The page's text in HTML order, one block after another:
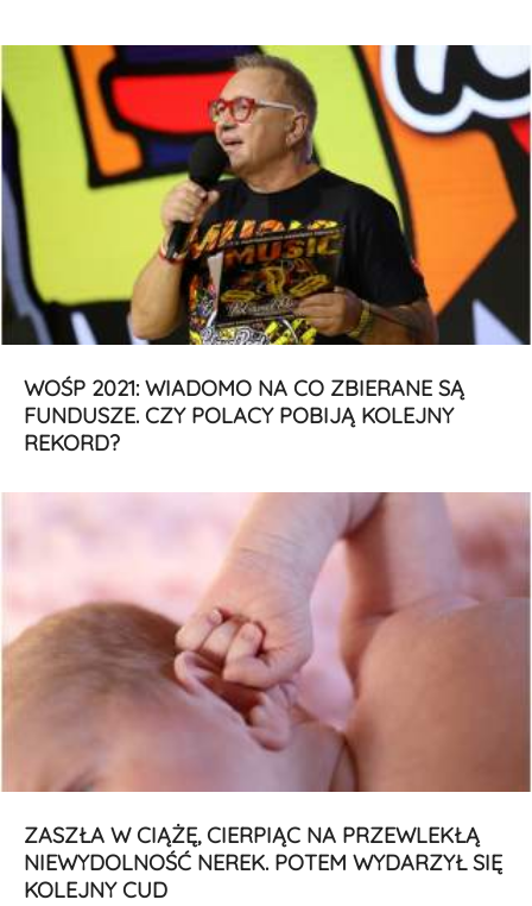
WOŚP 2021: WIADOMO NA CO ZBIERANE SĄ
FUNDUSZE. CZY POLACY POBIJĄ KOLEJNY
REKORD?
ZASZŁA W CIĄŻĘ, CIERPIĄC NA PRZEWLEKŁĄ
NIEWYDOLNOŚĆ NEREK. POTEM WYDARZYŁ SIĘ
KOLEJNY CUD